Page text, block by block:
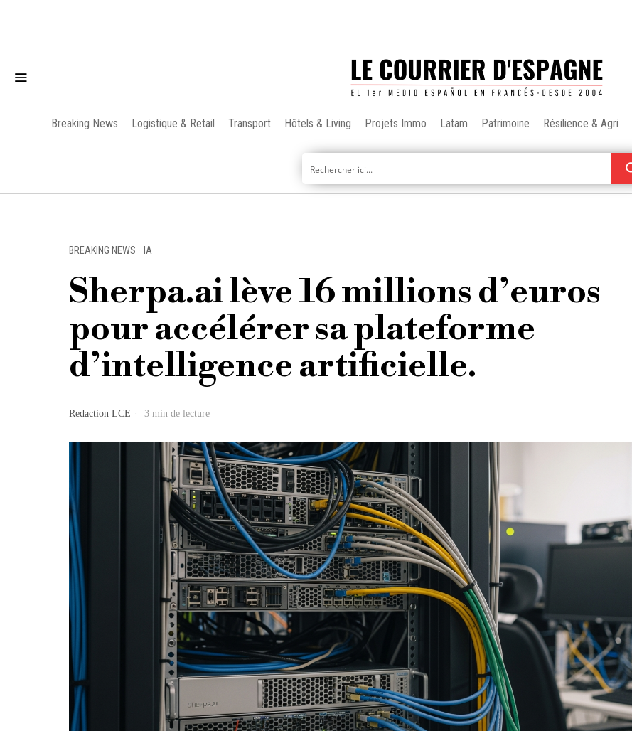
Breaking News Logistique & Retail Transport Hôtels & Living Projets Immo Latam Patrimoine Résilience & Agri
BREAKING NEWS · IA
Sherpa.ai lève 16 millions d’euros
pour accélérer sa plateforme
d’intelligence artificielle.
Redaction LCE 3 min de lecture